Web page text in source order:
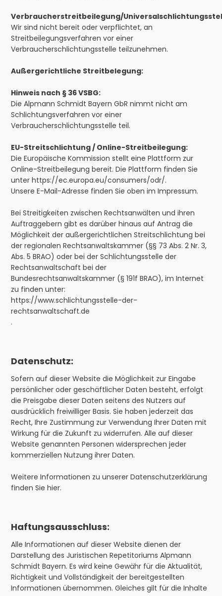
Verbraucherstreitbeilegung/
Wir sind nicht bereit oder verpflichtet, an
Streitbeilegungsverfahren vor einer
Verbraucherschlichtungsstelle teilzunehmen.
Außergerichtliche Streitbelegung:
Hinweis nach § 36 VSBG:
Die Alpmann Schmidt Bayern GbR nimmt nicht am
Schlichtungsverfahren vor einer
Verbraucherschlichtungsstelle teil.
EU-Streitschlichtung / Online-Streitbeilegung:
Die Europäische Kommission stellt eine Plattform zur
Online-Streitbeilegung bereit. Die Plattform finden Sie
unter https://ec.europa.eu/consumers/odr/.
Unsere E-Mail-Adresse finden Sie oben im Impressum.
Bei Streitigkeiten zwischen Rechtsanwälten und ihren
Auftraggebern gibt es darüber hinaus auf Antrag die
Möglichkeit der außergerichtlichen Streitschlichtung bei
der regionalen Rechtsanwaltskammer (§§ 73 Abs. 2 Nr. 3,
Abs. 5 BRAO) oder bei der Schlichtungsstelle der
Rechtsanwaltschaft bei der
Bundesrechtsanwaltskammer (§ 191f BRAO), im Internet
zu finden unter:
https://www.schlichtungsstelle-der-
rechtsanwaltschaft.de
.
Datenschutz:
Sofern auf dieser Website die Möglichkeit zur Eingabe
persönlicher oder geschäftlicher Daten besteht, erfolgt
die Preisgabe dieser Daten seitens des Nutzers auf
ausdrücklich freiwilliger Basis. Sie haben jederzeit das
Recht, Ihre Zustimmung zur Verwendung Ihrer Daten mit
Wirkung für die Zukunft zu widerrufen. Alle auf dieser
Website genannten Personen widersprechen jeder
kommerziellen Nutzung ihrer Daten.
Weitere Informationen zu unserer Datenschutzerklärung
finden Sie hier.
Haftungsausschluss:
Alle Informationen auf dieser Website dienen der
Darstellung des Juristischen Repetitoriums Alpmann
Schmidt Bayern. Es wird keine Gewähr für die Aktualität,
Richtigkeit und Vollständigkeit der bereitgestellten
Informationen übernommen. Gleiches gilt für die Inhalte